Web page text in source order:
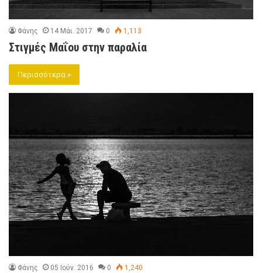
Φάνης 14 Μάι. 2017 0 1,113
Στιγμές Μαΐου στην παραλία
Περισσότερα »
Φάνης 05 Ιούν. 2016 0 1,240